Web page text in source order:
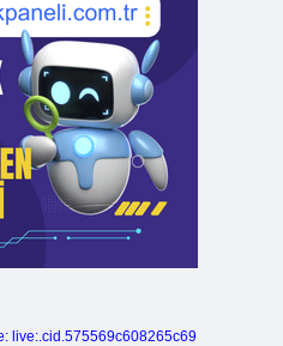
live:.cid.575569c608265c69